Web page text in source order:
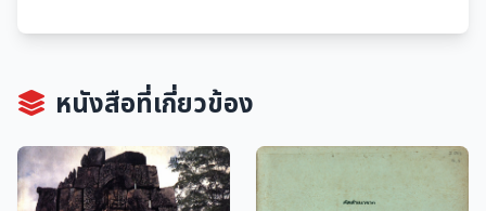
หนังสือที่เกี่ยวข้อง